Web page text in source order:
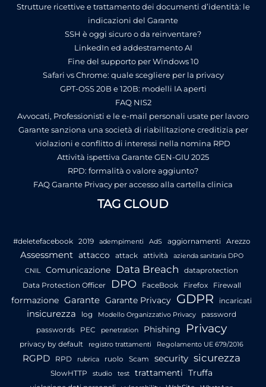
Strutture ricettive e trattamento dei documenti d’identità: le
indicazioni del Garante
SSH è oggi sicuro o da reinventare?
LinkedIn ed addestramento AI
Fine del supporto per Windows 10
Safari vs Chrome: quale scegliere per la privacy
GPT-OSS 20B e 120B: modelli IA aperti
FAQ NIS2
Avvocati, Professionisti e le e-mail personali usate per lavoro
Garante sanziona una società di riabilitazione creditizia per
violazioni e conflitto di interessi nella nomina RPD
Attività ispettiva Garante GEN-GIU 2025
RPD: formalità o valore aggiunto?
FAQ Garante Privacy per accesso alla cartella clinica
TAG CLOUD
#deletefacebook 2019 adempimenti AdS aggiornamenti Arezzo
Assessment attacco attack attività
azienda sanitaria DPO
CNIL
Comunicazione Data Breach
dataprotection
Data Protection Officer
DPO FaceBook Firefox Firewall
formazione Garante Garante Privacy GDPR incaricati
insicurezza log Modello Organizzativo Privacy
password
passwords
PEC penetration Phishing Privacy
privacy by default registro trattamenti Regolamento UE 679/2016
RGPD RPD rubrica ruolo Scam security sicurezza
SlowHTTP studio test trattamenti Truffa